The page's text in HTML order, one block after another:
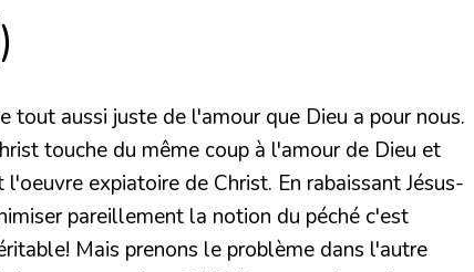
)
tout aussi juste de l'amour que Dieu a pour nous.
touche du même coup à l'amour de Dieu et
expiatoire de Christ. En rabaissant Jésus-
pareillement la notion du péché c'est
Mais prenons le problème dans l'autre